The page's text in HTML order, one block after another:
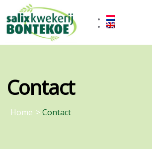
Contact
Home > Contact